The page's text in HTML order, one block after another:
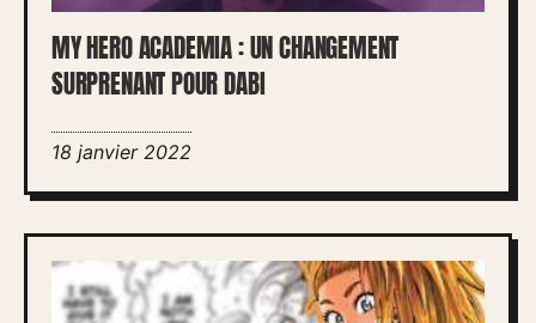
MY HERO ACADEMIA : UN CHANGEMENT
SURPRENANT POUR DABI
18 janvier 2022